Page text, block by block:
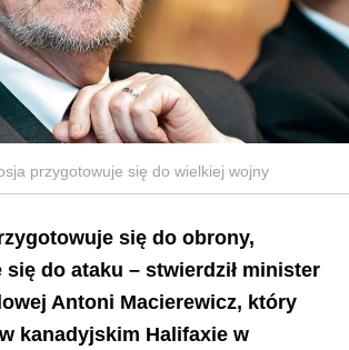
przygotowuje się do wielkiej wojny
się do obrony,
do ataku – stwierdził minister
Antoni Macierewicz, który
kanadyjskim Halifaxie w